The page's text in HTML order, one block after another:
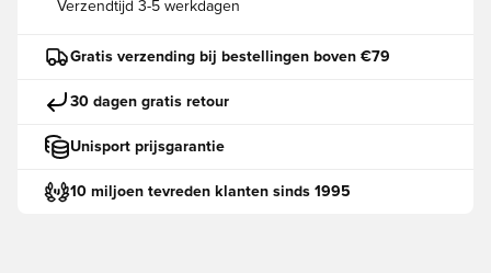
Verzendtijd 3-5 werkdagen
Gratis verzending bij bestellingen boven €79
30 dagen gratis retour
Unisport prijsgarantie
10 miljoen tevreden klanten sinds 1995